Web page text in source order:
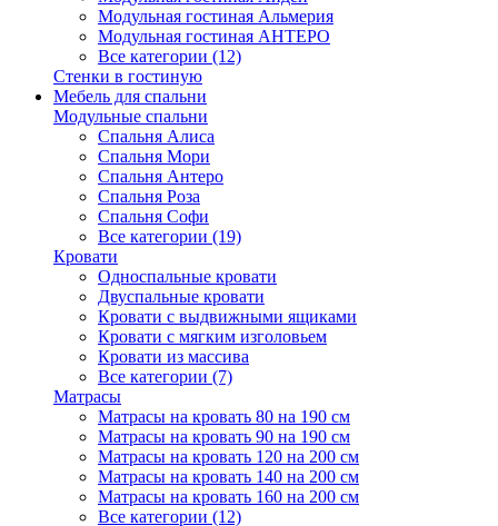
Модульная гостиная Альмерия
Модульная гостиная АНТЕРО
Все категории (12)
Стенки в гостиную
Мебель для спальни
Модульные спальни
Спальня Алиса
Спальня Мори
Спальня Антеро
Спальня Роза
Спальня Софи
Все категории (19)
Кровати
Односпальные кровати
Двуспальные кровати
Кровати с выдвижными ящиками
Кровати с мягким изголовьем
Кровати из массива
Все категории (7)
Матрасы
Матрасы на кровать 80 на 190 см
Матрасы на кровать 90 на 190 см
Матрасы на кровать 120 на 200 см
Матрасы на кровать 140 на 200 см
Матрасы на кровать 160 на 200 см
Все категории (12)